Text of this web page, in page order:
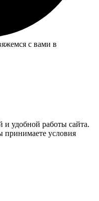
с вами в
удобной работы сайта.
принимаете условия